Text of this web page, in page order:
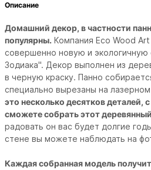
Описание
Домашний декор, в частности
популярны. Компания Eco Wood
совершенно новую и экологичную
Зодиака". Декор выполнен из
в черную краску. Панно
специально вырезаны на лазерном
это несколько десятков
сможете собрать этот деревянный
радовать он вас будет долгие
стене вы можете наблюдать на
Каждая собранная модель